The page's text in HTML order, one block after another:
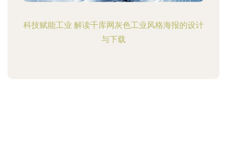
科技赋能工业 解读千库网灰色工业风格海报的设计
与下载